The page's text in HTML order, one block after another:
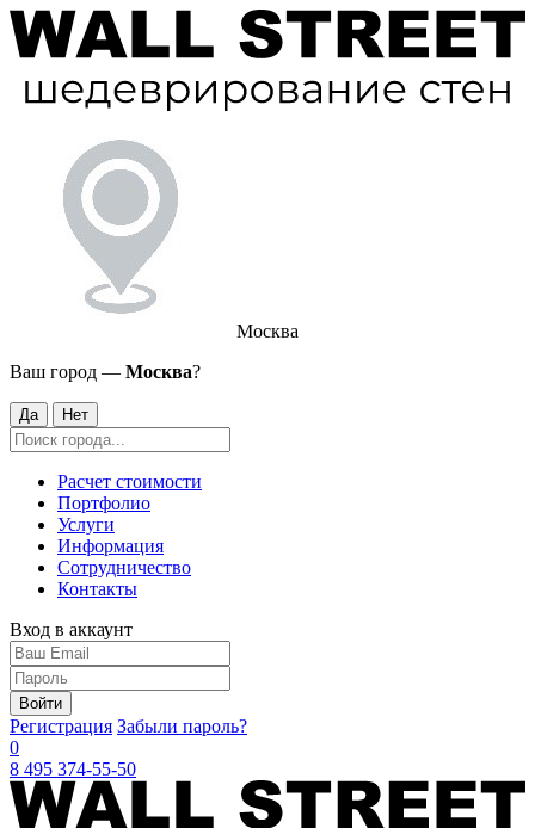
Москва
Ваш город — Москва?
Да Нет
Расчет стоимости
Портфолио
Услуги
Информация
Сотрудничество
Контакты
Вход в аккаунт
Войти
Регистрация Забыли пароль?
0
8 495 374-55-50